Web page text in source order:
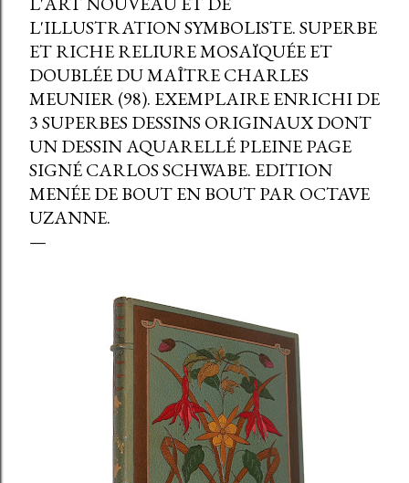
L'ILLUSTRATION SYMBOLISTE. SUPERBE
ET RICHE RELIURE MOSAÏQUÉE ET
DOUBLÉE DU MAÎTRE CHARLES
MEUNIER (98). EXEMPLAIRE ENRICHI DE
3 SUPERBES DESSINS ORIGINAUX DONT
UN DESSIN AQUARELLÉ PLEINE PAGE
SIGNÉ CARLOS SCHWABE. EDITION
MENÉE DE BOUT EN BOUT PAR OCTAVE
UZANNE.